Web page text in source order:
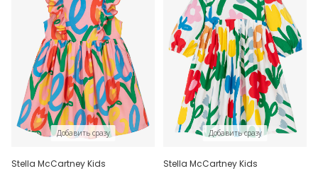
Добавить сразу
Stella McCartney Kids
Добавить сразу
Stella McCartney Kids